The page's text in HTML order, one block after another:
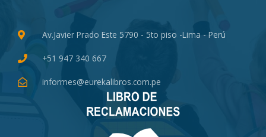
Av.Javier Prado Este 5790 - 5to piso -Lima - Perú
+51 947 340 667
informes@eurekalibros.com.pe